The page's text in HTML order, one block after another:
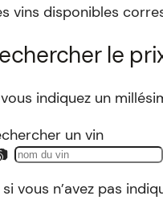
vins disponibles
le
vous indiquez un
un vin
si vous n’avez pas